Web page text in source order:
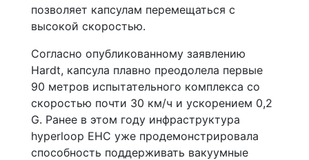
позволяет капсулам перемещаться с
высокой скоростью.
Согласно опубликованному заявлению
Hardt, капсула плавно преодолела первые
90 метров испытательного комплекса со
скоростью почти 30 км/ч и ускорением 0,2
G. Ранее в этом году инфраструктура
hyperloop EHC уже продемонстрировала
способность поддерживать вакуумные